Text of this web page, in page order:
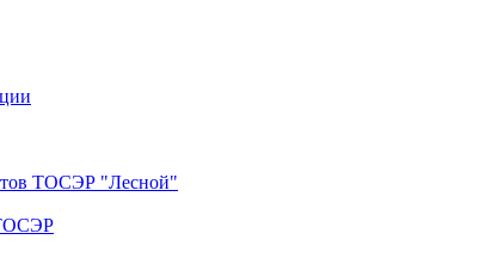
ТОСЭР "Лесной"
ТОСЭР